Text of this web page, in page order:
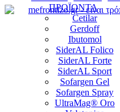
ΠΡΟΪΟΝΤΑ
Cetilar
Gerdoff
Ibutomol
SiderAL Folico
SiderAL Forte
SiderAL Sport
Sofargen Gel
Sofargen Spray
UltraMag® Oro